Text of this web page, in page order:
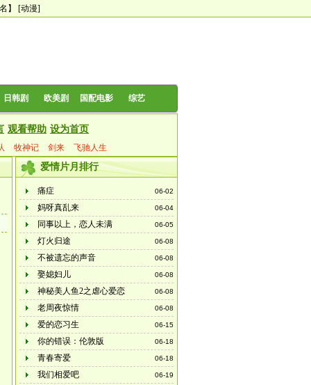
】 [动漫]
日韩剧 欧美剧 国配电影 综艺
观看帮助 设为首页
牧神记 剑来 飞驰人生
爱情片月排行
06-02
痛症
06-04
妈呀真乱来
06-05
同事以上，恋人未满
06-08
灯火归途
06-08
不被遗忘的声音
06-08
娶媳妇儿
06-08
神秘美人鱼2之虐心爱恋
06-08
老周夜惊情
06-15
爱的恋习生
06-18
你的错误：伦敦版
06-18
青春寄爱
06-19
我们相爱吧